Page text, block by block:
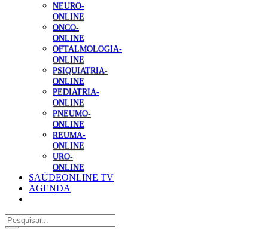
NEURO-
ONLINE
ONCO-
ONLINE
OFTALMOLOGIA-
ONLINE
PSIQUIATRIA-
ONLINE
PEDIATRIA-
ONLINE
PNEUMO-
ONLINE
REUMA-
ONLINE
URO-
ONLINE
SAÚDEONLINE TV
AGENDA
Pesquisar